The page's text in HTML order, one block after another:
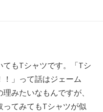
もTシャツです。「Tシ
！」って話はジェーム
みたいなもんですが、
ってみてもTシャツが似